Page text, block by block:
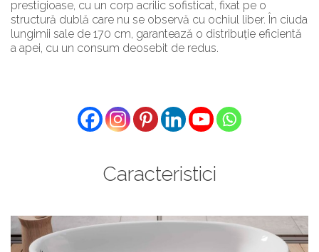
prestigioase, cu un corp acrilic sofisticat, fixat pe o
structură dublă care nu se observă cu ochiul liber. În ciuda
lungimii sale de 170 cm, garantează o distribuție eficientă
a apei, cu un consum deosebit de redus.
Caracteristici